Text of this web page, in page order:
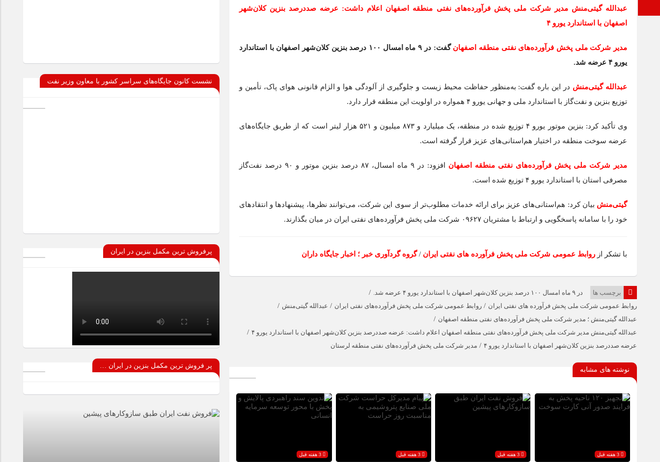
عبدالله گیتی‌منش مدیر شرکت ملی پخش فرآورده‌های نفتی منطقه اصفهان اعلام داشت: عرضه صددرصد بنزین کلان‌شهر
اصفهان با استاندارد یورو ۴
مدیر شرکت ملی پخش فرآورده‌های نفتی منطقه اصفهان
گفت: در ۹ ماه امسال ۱۰۰ درصد بنزین کلان‌شهر اصفهان با استاندارد
یورو ۴ عرضه شد.
عبدالله گیتی‌منش در این باره گفت: به‌منظور حفاظت محیط زیست و جلوگیری از آلودگی هوا و الزام قانونی هوای پاک، تأمین و
توزیع بنزین و نفت‌گاز با استاندارد ملی و جهانی یورو ۴ همواره در اولویت این منطقه قرار دارد.
وی تأکید کرد: بنزین موتور یورو ۴ توزیع شده در منطقه، یک میلیارد و ۸۷۳ میلیون و ۵۲۱ هزار لیتر است که از طریق جایگاه‌های
عرضه سوخت منطقه در اختیار هم‌استانی‌های عزیز قرار گرفته است.
مدیر شرکت ملی پخش فرآورده‌های نفتی منطقه اصفهان
افزود: در ۹ ماه امسال، ٨٧ درصد بنزین موتور و ۹۰ درصد نفت‌گاز
مصرفی استان با استاندارد یورو ۴ توزیع شده است.
گیتی‌منش بیان کرد: هم‌استانی‌های عزیز برای ارائه خدمات مطلوب‌تر از سوی این شرکت، می‌توانند نظرها، پیشنهادها و انتقادهای
خود را با سامانه پاسخگویی و ارتباط با مشتریان ۰۹۶۲۷ شرکت ملی پخش فرآورده‌های نفتی ایران در میان بگذارند.
با تشکر از روابط عمومی شرکت ملی پخش فرآورده های نفتی ایران /گروه گردآوری خبر ؛ اخبار جایگاه داران
برچسب ها در ۹ ماه امسال ۱۰۰ درصد بنزین کلان‌شهر اصفهان با استاندارد یورو ۴ عرضه شد. /
روابط عمومی شرکت ملی پخش فرآورده های نفتی ایران / روابط عمومی شرکت ملی پخش فرآورده‌های نفتی ایران / عبدالله گیتی‌منش /
عبدالله گیتی‌منش ؛ مدیر شرکت ملی پخش فرآورده‌های نفتی منطقه اصفهان /
عبدالله گیتی‌منش مدیر شرکت ملی پخش فرآورده‌های نفتی منطقه اصفهان اعلام داشت: عرضه صددرصد بنزین کلان‌شهر اصفهان با استاندارد یورو ۴ /
عرضه صددرصد بنزین کلان‌شهر اصفهان با استاندارد یورو ۴ / مدیر شرکت ملی پخش فرآورده‌های نفتی منطقه لرستان
نوشته های مشابه
3 هفته قبل 3 هفته قبل 3 هفته قبل
نشست کانون جایگاه‌های سراسر کشور با معاون وزیر نفت
پرفروش ترین مکمل بنزین در ایران
پر فروش ترین مکمل بنزین در ایران …